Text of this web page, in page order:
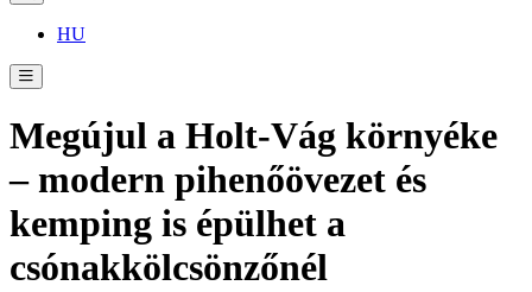
HU
Megújul a Holt-Vág környéke
– modern pihenőövezet és
kemping is épülhet a
csónakkölcsönzőnél